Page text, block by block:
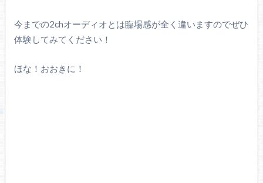
今までの2chオーディオとは臨場感が全く違いますのでぜひ
体験してみてください！
ほな！おおきに！